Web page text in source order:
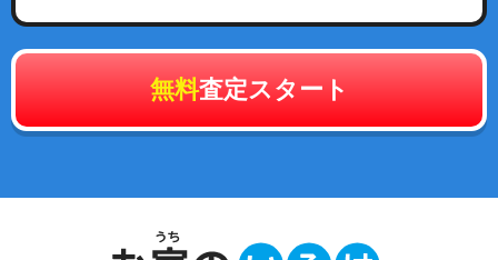
無料査定スタート